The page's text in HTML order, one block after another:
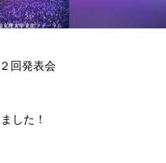
回発表会
した！